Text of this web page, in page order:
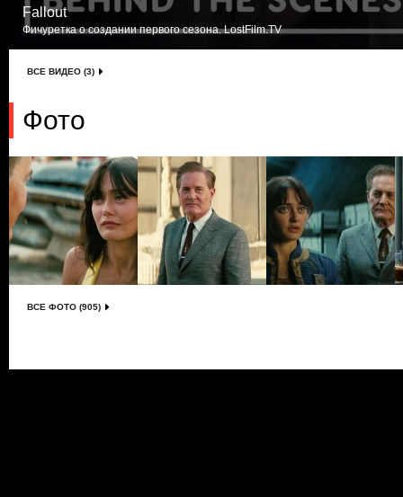
Fallout
Фичуретка о создании первого сезона. LostFilm.TV
ВСЕ ВИДЕО (3)
Фото
ВСЕ ФОТО (905)